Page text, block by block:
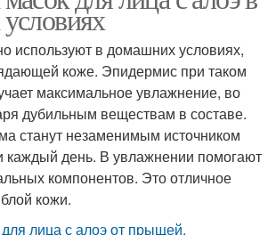
используют в домашних условиях,
коже. Эпидермис при таком
максимальное увлажнение, во
дубильным веществам в составе.
станут незаменимым источником
каждый день. В увлажнении помогают
компонентов. Это отличное
кожи.